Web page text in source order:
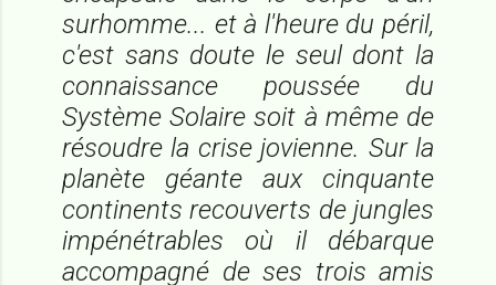
surhomme... et à l'heure du péril,
c'est sans doute le seul dont la
connaissance poussée du
Système Solaire soit à même de
résoudre la crise jovienne. Sur la
planète géante aux cinquante
continents recouverts de jungles
impénétrables où il débarque
accompagné de ses trois amis